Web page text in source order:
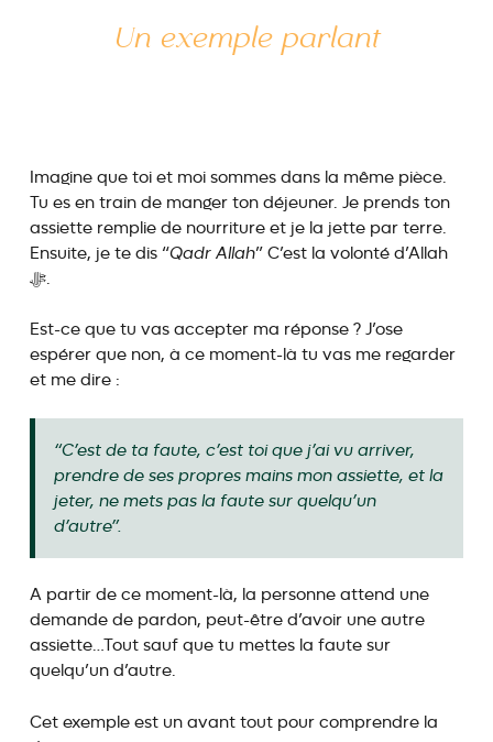
Un exemple parlant
Imagine que toi et moi sommes dans la même pièce.
Tu es en train de manger ton déjeuner. Je prends ton
assiette remplie de nourriture et je la jette par terre.
Ensuite, je te dis “Qadr Allah” C’est la volonté d’Allah
ﷻ.
Est-ce que tu vas accepter ma réponse ? J’ose
espérer que non, à ce moment-là tu vas me regarder
et me dire :
“C’est de ta faute, c’est toi que j’ai vu arriver,
prendre de ses propres mains mon assiette, et la
jeter, ne mets pas la faute sur quelqu’un
d’autre”.
A partir de ce moment-là, la personne attend une
demande de pardon, peut-être d’avoir une autre
assiette…Tout sauf que tu mettes la faute sur
quelqu’un d’autre.
Cet exemple est un avant tout pour comprendre la